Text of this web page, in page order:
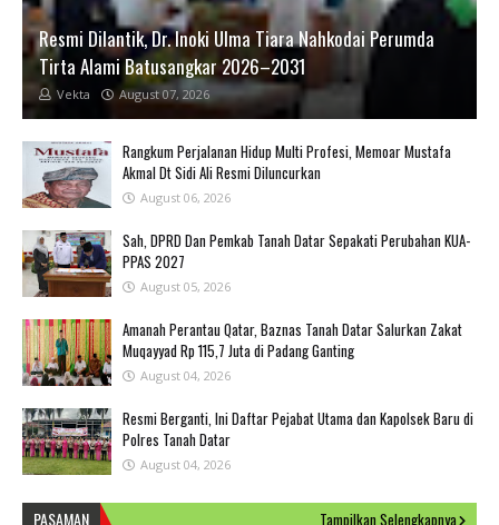
Resmi Dilantik, Dr. Inoki Ulma Tiara Nahkodai Perumda
Tirta Alami Batusangkar 2026–2031
Vekta August 07, 2026
Rangkum Perjalanan Hidup Multi Profesi, Memoar Mustafa
Akmal Dt Sidi Ali Resmi Diluncurkan
August 06, 2026
Sah, DPRD Dan Pemkab Tanah Datar Sepakati Perubahan KUA-
PPAS 2027
August 05, 2026
Amanah Perantau Qatar, Baznas Tanah Datar Salurkan Zakat
Muqayyad Rp 115,7 Juta di Padang Ganting
August 04, 2026
Resmi Berganti, Ini Daftar Pejabat Utama dan Kapolsek Baru di
Polres Tanah Datar
August 04, 2026
PASAMAN Tampilkan Selengkapnya